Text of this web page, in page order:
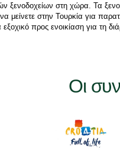
ξενοδοχείων στη χώρα. Τα
μείνετε στην Τουρκία για
προς ενοικίαση για τη
Οι